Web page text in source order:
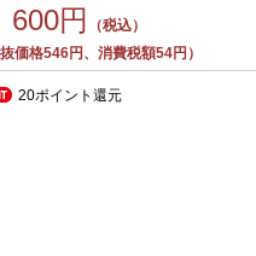
600円
（税込）
抜価格546円、消費税額54円）
20ポイント還元